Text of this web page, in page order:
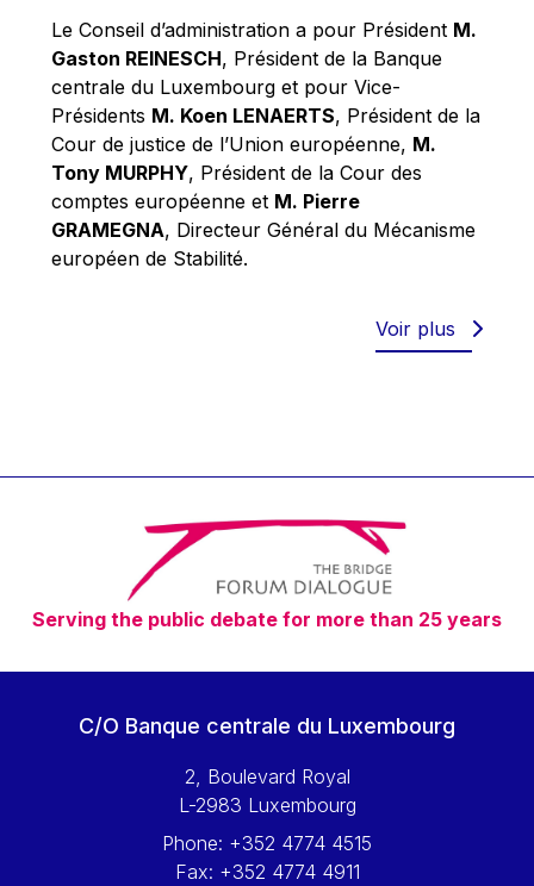
Pat Cox
Patrizia Nanz
Philippe Maystadt
Pierre Gramegna
Richard Pelly
Robert Goebbels
Robert REYNDERS
Timothy Radcliffe
Vaclav Klaus
Vassilios Skouris
Vítor Manuel da Silva Caldeira
Viviane Reding
Walter Hagg
Wolfgang Ketterle
Yossi Beillin
Le Conseil d’administration a pour Président M.
Gaston REINESCH, Président de la Banque
centrale du Luxembourg et pour Vice-
Présidents M. Koen LENAERTS, Président de la
Cour de justice de l’Union européenne, M.
Tony MURPHY, Président de la Cour des
comptes européenne et M. Pierre
GRAMEGNA, Directeur Général du Mécanisme
européen de Stabilité.
Voir plus
Serving the public debate for more than 25 years
C/O Banque centrale du Luxembourg
2, Boulevard Royal
L-2983 Luxembourg
Phone: +352 4774 4515
Fax: +352 4774 4911